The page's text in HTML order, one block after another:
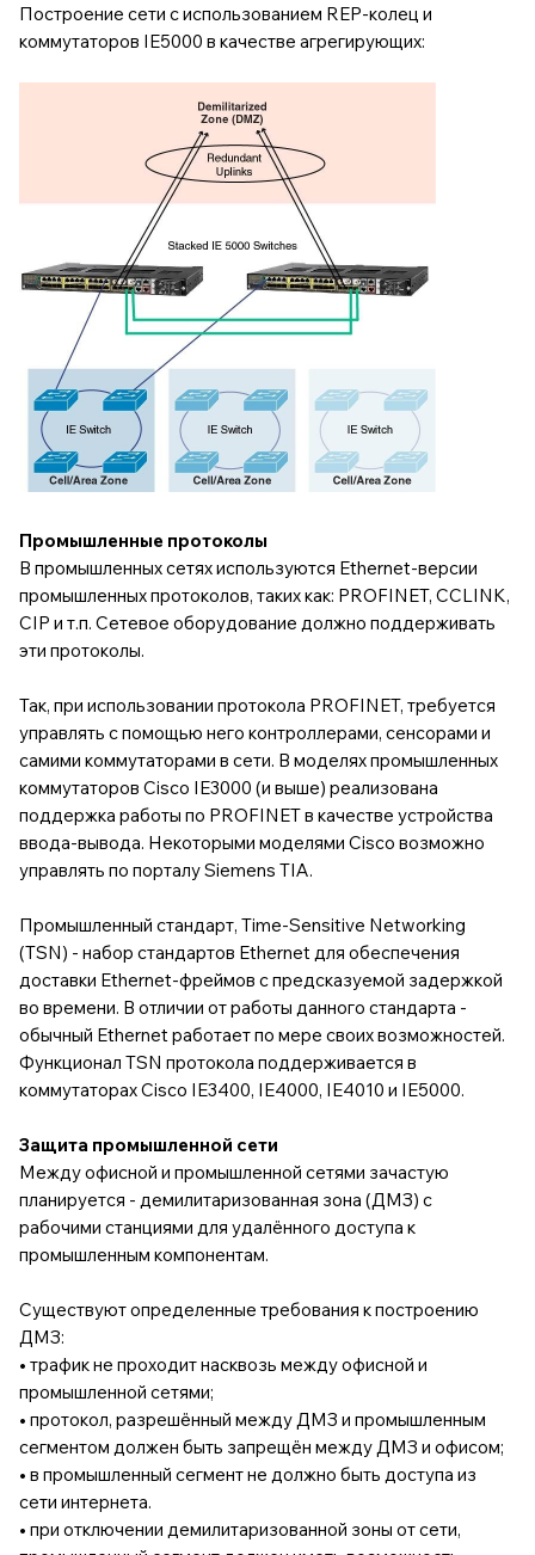
Построение сети с использованием REP-колец и
коммутаторов IE5000 в качестве агрегирующих:
Промышленные протоколы
В промышленных сетях используются Ethernet-версии
промышленных протоколов, таких как: PROFINET, CCLINK,
CIP и т.п. Сетевое оборудование должно поддерживать
эти протоколы.
Так, при использовании протокола PROFINET, требуется
управлять с помощью него контроллерами, сенсорами и
самими коммутаторами в сети. В моделях промышленных
коммутаторов Cisco IE3000 (и выше) реализована
поддержка работы по PROFINET в качестве устройства
ввода-вывода. Некоторыми моделями Cisco возможно
управлять по порталу Siemens TIA.
Промышленный стандарт, Time-Sensitive Networking
(TSN) - набор стандартов Ethernet для обеспечения
доставки Ethernet-фреймов с предсказуемой задержкой
во времени. В отличии от работы данного стандарта -
обычный Ethernet работает по мере своих возможностей.
Функционал TSN протокола поддерживается в
коммутаторахCisco IE3400, IE4000, IE4010 и IE5000.
Защита промышленной сети
Между офисной и промышленной сетями зачастую
планируется - демилитаризованная зона (ДМЗ) с
рабочими станциями для удалённого доступа к
промышленным компонентам.
Существуют определенные требования к построению
ДМЗ:
• трафик не проходит насквозь между офисной и
промышленной сетями;
• протокол, разрешённый между ДМЗ и промышленным
сегментом должен быть запрещён между ДМЗ и офисом;
• в промышленный сегмент не должно быть доступа из
сети интернета.
• при отключении демилитаризованной зоны от сети,